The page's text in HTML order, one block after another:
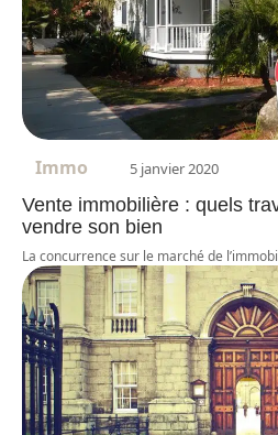
Immo 5 janvier 2020
Vente immobilière : quels
vendre son bien
La concurrence sur le marché de